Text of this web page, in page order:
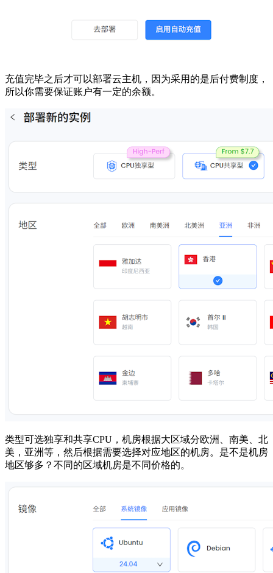
充值完毕之后才可以部署云主机，因为采用的是后付费制度，
所以你需要保证账户有一定的余额。
类型可选独享和共享CPU，机房根据大区域分欧洲、南美、北
美，亚洲等，然后根据需要选择对应地区的机房。是不是机房
地区够多？不同的区域机房是不同价格的。